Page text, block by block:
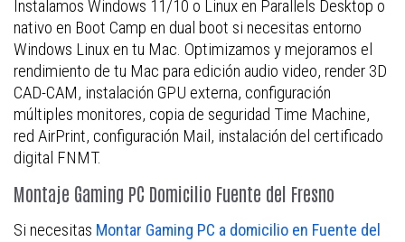
Instalamos Windows 11/10 o Linux en Parallels Desktop o
nativo en Boot Camp en dual boot si necesitas entorno
Windows Linux en tu Mac. Optimizamos y mejoramos el
rendimiento de tu Mac para edición audio video, render 3D
CAD-CAM, instalación GPU externa, configuración
múltiples monitores, copia de seguridad Time Machine,
red AirPrint, configuración Mail, instalación del certificado
digital FNMT.
Montaje Gaming PC Domicilio Fuente del Fresno
Si necesitas Montar Gaming PC a domicilio en Fuente del